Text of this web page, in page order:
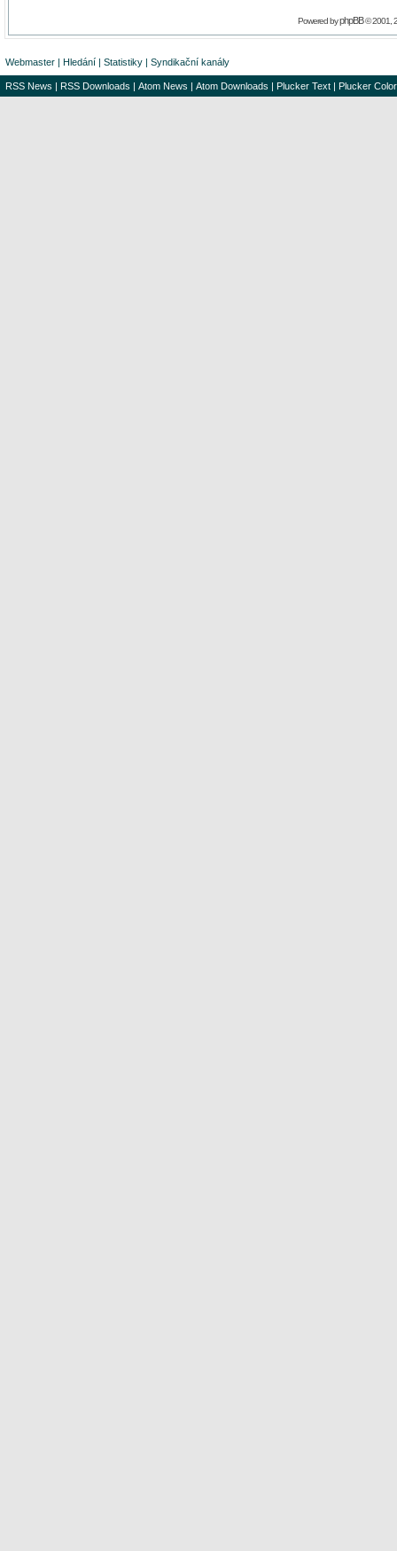
Powered byphpBB© 2001,
Webmaster | Hledání | Statistiky | Syndikační kanály
RSS News | RSS Downloads | Atom News | Atom Downloads | Plucker Text | Plucker Color